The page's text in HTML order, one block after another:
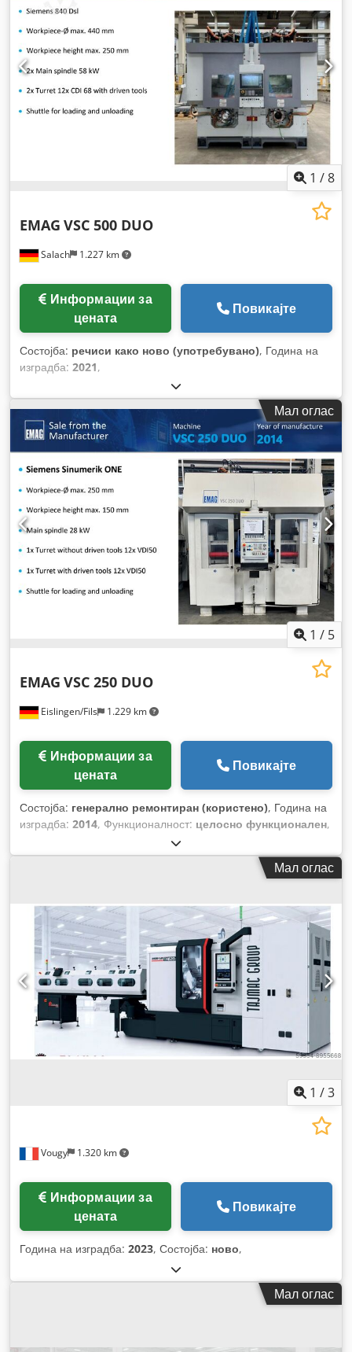
310, максимална должина на производот:4.500 мм, број на
оски:8
1 /8
Salach 1.227 km
EMAG VSC 500 DUO
цената
Повикајте
Состојба: речиси како ново (употребувано), Година на
изградба: 2021,
Мал оглас
1 / 5
Eislingen/Fils 1.229 km
EMAG VSC 250 DUO
цената
Повикајте
Состојба: генерално ремонтиран (користено), Година на
изградба: 2014, Функционалност: целосно функционален,
, вкупна должина:
вкупна висина:3.200 мм,
Мал оглас
1 /3
Vougy 1.320 km
цената
Повикајте
Година на изградба: 2023, Состојба: ново,
Мал оглас